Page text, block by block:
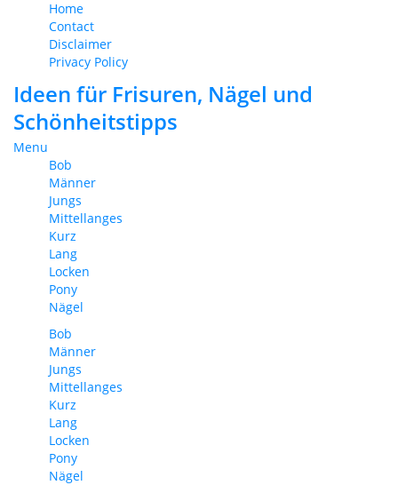
Home
Contact
Disclaimer
Privacy Policy
Ideen für Frisuren, Nägel und
Schönheitstipps
Menu
Bob
Männer
Jungs
Mittellanges
Kurz
Lang
Locken
Pony
Nägel
Bob
Männer
Jungs
Mittellanges
Kurz
Lang
Locken
Pony
Nägel